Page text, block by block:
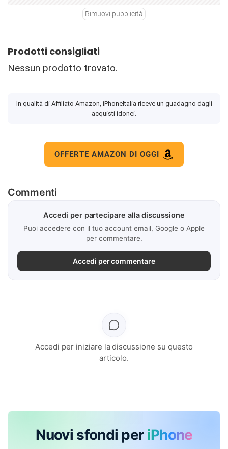
Rimuovi pubblicità
Prodotti consigliati
Nessun prodotto trovato.
In qualità di Affiliato Amazon, iPhoneItalia riceve un guadagno dagli
acquisti idonei.
OFFERTE AMAZON DI OGGI
Commenti
Accedi per partecipare alla discussione
Puoi accedere con il tuo account email, Google o Apple
per commentare.
Accedi per commentare
Accedi per iniziare la discussione su questo
articolo.
Nuovi sfondi per iPhone